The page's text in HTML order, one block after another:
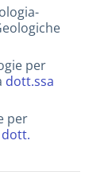
per
dott.ssa
per
dott.